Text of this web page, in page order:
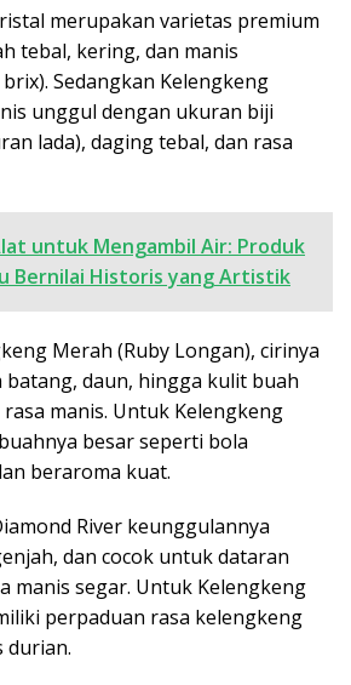
merupakan varietas premium
tebal, kering, dan manis
Sedangkan Kelengkeng
unggul dengan ukuran biji
lada), daging tebal, dan rasa
untuk Mengambil Air: Produk
Bernilai Historis yang Artistik
Merah (Ruby Longan), cirinya
batang, daun, hingga kulit buah
manis. Untuk Kelengkeng
besar seperti bola
beraroma kuat.
River keunggulannya
dan cocok untuk dataran
manis segar. Untuk Kelengkeng
perpaduan rasa kelengkeng
durian.